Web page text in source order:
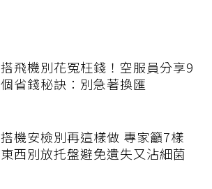
搭飛機別花冤枉錢！空服員分享9
個省錢秘訣：別急著換匯
搭機安檢別再這樣做 專家籲7樣
東西別放托盤避免遺失又沾細菌